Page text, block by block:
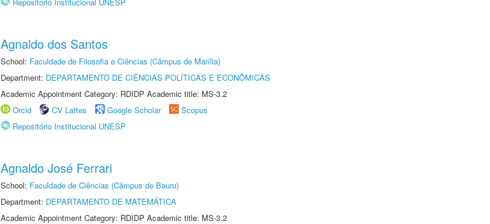
Agnaldo dos Santos
School: Faculdade de Filosofia e Ciências (Câmpus de Marília)
Department: DEPARTAMENTO DE CIÊNCIAS POLÍTICAS E ECONÔMICAS
Academic Appointment Category: RDIDP Academic title: MS-3.2
Orcid
CV Lattes Google Scholar
Scopus
Repositório Institucional UNESP
Agnaldo José Ferrari
School: Faculdade de Ciências (Câmpus de Bauru)
Department: DEPARTAMENTO DE MATEMÁTICA
Academic Appointment Category: RDIDP Academic title: MS-3.2